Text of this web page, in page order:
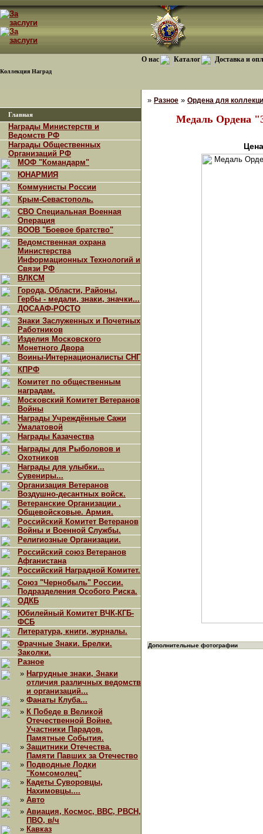
Коллекция Наград
О нас Каталог Доставка и
Главная
Награды Министерств и
Ведомств РФ
Награды Общественных
Организаций РФ
МОФ "Командарм"
ЮНАРМИЯ
Коммунисты России
Крым-Севастополь.
СВО Специальная Военная
Операция
ВООВ "Боевое братство"
Ведомственная охрана
Министерства
Информационных Технологий и
Связи РФ
ВЛКСМ
Города, Области, Районы,
Гербы - медали, знаки, значки...
ДОСААФ-РОСТО
Знаки Заслуженных и Почетных
Работников
Изделия Московского
Монетного Двора
Воины-Интернационалисты СНГ
КПРФ
Комитет по общественным
наградам.
Московский Комитет Ветеранов
Войны
Награды Учреждённые Сажи
Умалатовой
Награды Казачества
Награды для Рыболовов и
Охотников
Награды для улыбки...
Сувениры...
Организация Ветеранов
Воздушно-десантных войск.
Ветеранские Организации .
Общевойсковые. Армия.
Российский Комитет Ветеранов
Войны и Военной Службы.
Религиозные Организации.
Российский союз Ветеранов
Афганистана
Российский Наградной Комитет.
Союз "Чернобыль" России.
Подразделения Особого Риска.
ОДКБ
Юбилейный Комитет ВЧК-КГБ-
ФСБ
Литература, книги, журналы.
Фрачные Знаки. Брелки.
Заколки.
Разное
» Нагрудные знаки, Знаки
отличия различных ведомств
и организаций...
» Фанаты Клуба...
» К Победе в Великой
Отечественной Войне.
Участники Парадов.
Памятные События.
» Защитники Отечества.
Памяти Павших за Отечество
» Подводные Лодки
"Комсомолец"
» Кадеты Суворовцы,
Нахимовцы....
» Авто
» Авиация, Космос, ВВС, РВСН,
ПВО, в/ч
» Кавказ
» Разное » Ордена для
Медаль Ордена
Дополнительные фотографии